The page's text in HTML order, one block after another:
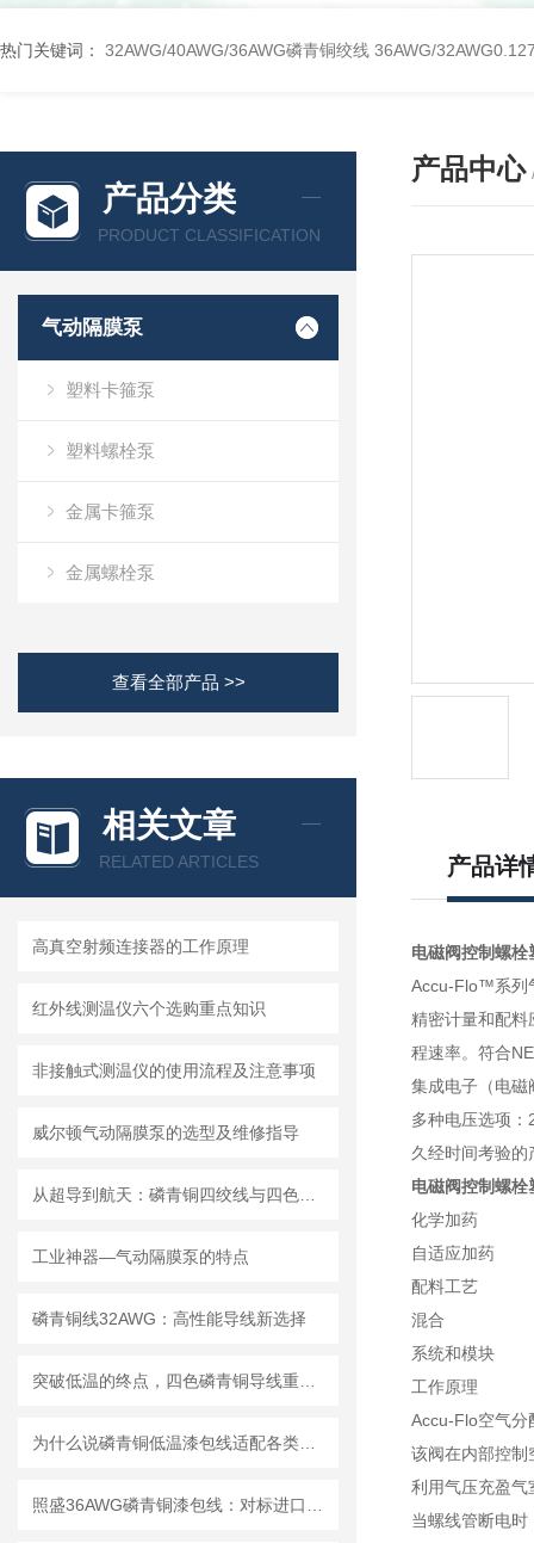
热门关键词： 32AWG/40AWG/36AWG磷青铜绞线 36AWG/
产品分类
PRODUCT CLASSIFICATION
气动隔膜泵
塑料卡箍泵
塑料螺栓泵
金属卡箍泵
金属螺栓泵
查看全部产品 >>
相关文章
RELATED ARTICLES
高真空射频连接器的工作原理
红外线测温仪六个选购重点知识
非接触式测温仪的使用流程及注意事项
威尔顿气动隔膜泵的选型及维修指导
工业神器—气动隔膜泵的特点
磷青铜线32AWG：高性能导线新选择
产品中心
产品详
电磁阀控制螺栓
Accu-Flo™系列
精密计量和配料
程速率。符合
集成电子（电磁
多种电压选项：
久经时间考验
电磁阀控制螺栓
化学加药
自适应加药
配料工艺
混合
系统和模块
工作原理
Accu-Flo空气分
该阀在内部控制
利用气压充盈气
当螺线管断电